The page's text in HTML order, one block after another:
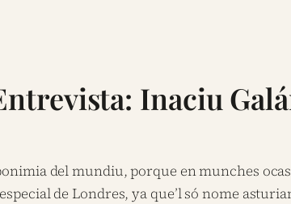
Inaciu
del mundiu, porque en munches
de Londres, ya que’l só nome